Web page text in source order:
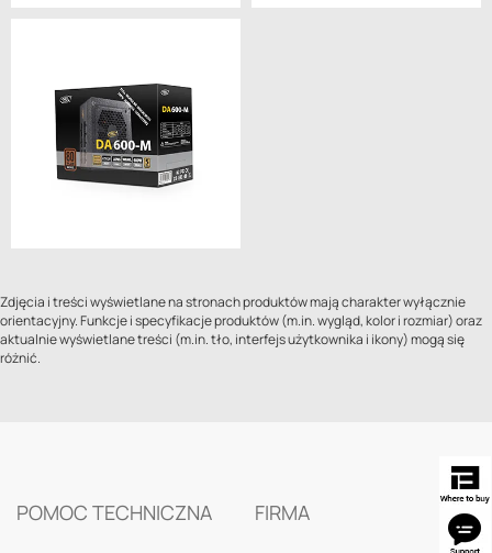
Zdjęcia i treści wyświetlane na stronach produktów mają charakter wyłącznie
orientacyjny. Funkcje i specyfikacje produktów (m.in. wygląd, kolor i rozmiar) oraz
aktualnie wyświetlane treści (m.in. tło, interfejs użytkownika i ikony) mogą się
różnić.
POMOC TECHNICZNA FIRMA